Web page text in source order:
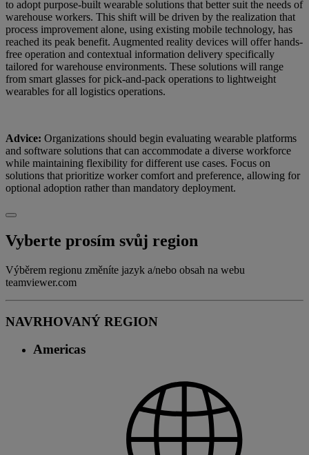
to adopt purpose-built wearable solutions that better suit the needs of
warehouse workers. This shift will be driven by the realization that
process improvement alone, using existing mobile technology, has
reached its peak benefit. Augmented reality devices will offer hands-
free operation and contextual information delivery specifically
tailored for warehouse environments. These solutions will range
from smart glasses for pick-and-pack operations to lightweight
wearables for all logistics operations.
Advice: Organizations should begin evaluating wearable platforms
and software solutions that can accommodate a diverse workforce
while maintaining flexibility for different use cases. Focus on
solutions that prioritize worker comfort and preference, allowing for
optional adoption rather than mandatory deployment.
Vyberte prosím svůj region
Výběrem regionu změníte jazyk a/nebo obsah na webu
teamviewer.com
NAVRHOVANÝ REGION
Americas